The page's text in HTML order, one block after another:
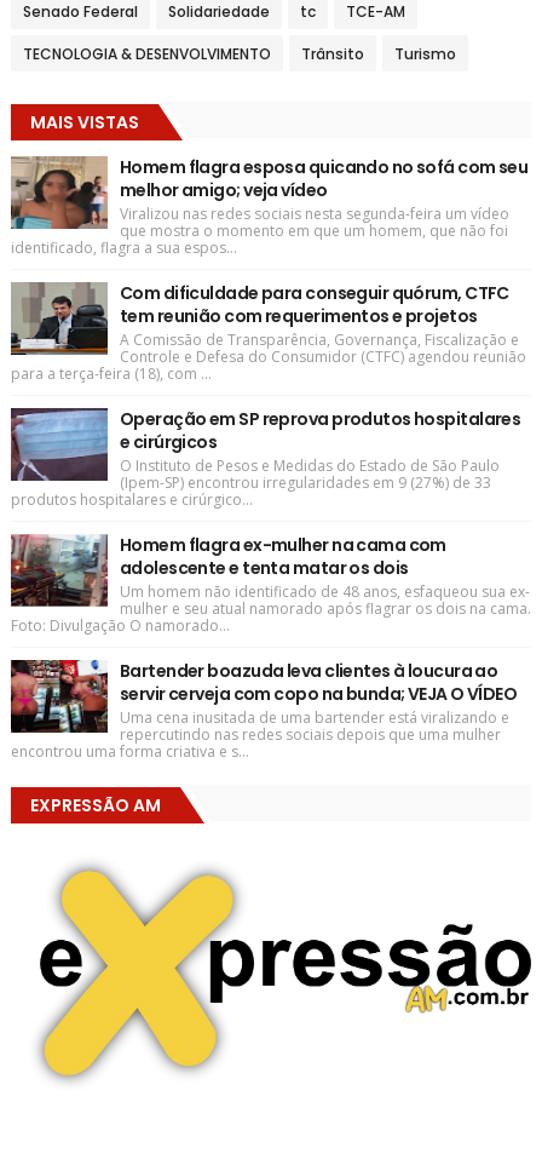
Senado Federal Solidariedade tc TCE-AM
TECNOLOGIA & DESENVOLVIMENTO Trânsito Turismo
MAIS VISTAS
Homem flagra esposa quicando no sofá com seu
melhor amigo; veja vídeo
Viralizou nas redes sociais nesta segunda-feira um vídeo
que mostra o momento em que um homem, que não foi
identificado, flagra a sua espos...
Com dificuldade para conseguir quórum, CTFC
tem reunião com requerimentos e projetos
A Comissão de Transparência, Governança, Fiscalização e
Controle e Defesa do Consumidor (CTFC) agendou reunião
para a terça-feira (18), com ...
Operação em SP reprova produtos hospitalares
e cirúrgicos
O Instituto de Pesos e Medidas do Estado de São Paulo
(Ipem-SP) encontrou irregularidades em 9 (27%) de 33
produtos hospitalares e cirúrgico...
Homem flagra ex-mulher na cama com
adolescente e tenta matar os dois
Um homem não identificado de 48 anos, esfaqueou sua ex-
mulher e seu atual namorado após flagrar os dois na cama.
Foto: Divulgação O namorado...
Bartender boazuda leva clientes à loucura ao
servir cerveja com copo na bunda; VEJA O VÍDEO
Uma cena inusitada de uma bartender está viralizando e
repercutindo nas redes sociais depois que uma mulher
encontrou uma forma criativa e s...
EXPRESSÃO AM